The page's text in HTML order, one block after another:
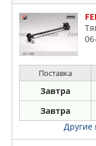
Subaru
Suzuki
Toyota
VW
VolvoПоставка
Завтра
Завтра
Другие